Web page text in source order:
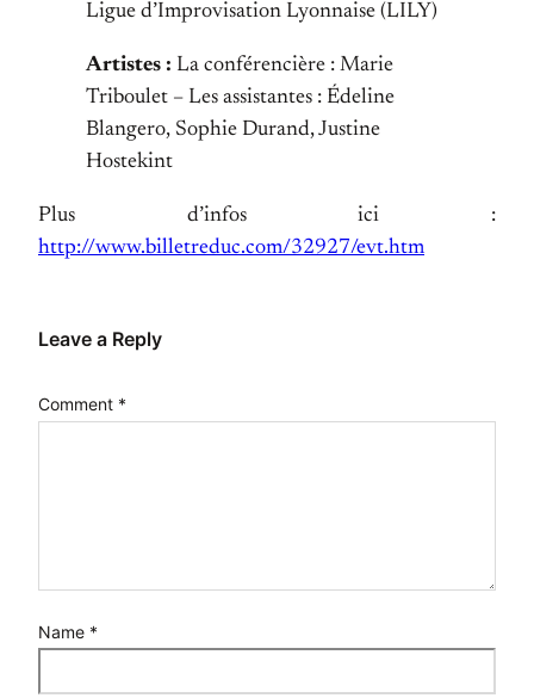
Ligue d’Improvisation Lyonnaise (LILY)
Artistes : La conférencière : Marie
Triboulet – Les assistantes : Édeline
Blangero, Sophie Durand, Justine
Hostekint
Plus d’infos ici :
http://www.billetreduc.com/32927/evt.htm
Leave a Reply
Comment *
Name *